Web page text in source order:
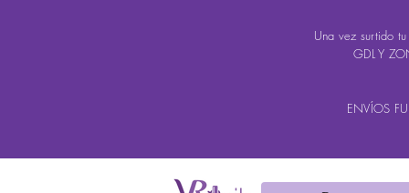
Una vez surtido
GDL Y
ENVÍOS